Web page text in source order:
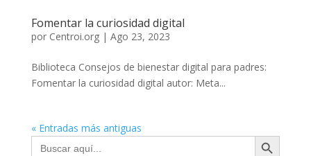
Fomentar la curiosidad digital
por Centroi.org| Ago 23, 2023
Biblioteca Consejos de bienestar digital para padres:
Fomentar la curiosidad digital autor: Meta...
« Entradas más antiguas
Buscar:
Botón de búsqueda